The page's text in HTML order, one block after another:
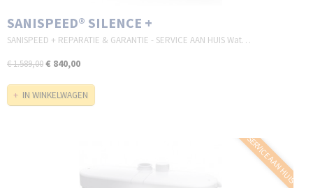
SANISPEED® SILENCE +
SANISPEED + REPARATIE & GARANTIE - SERVICE AAN HUIS Wat…
€ 1.589,00€ 840,00
IN WINKELWAGEN
SERVICE AAN HUIS